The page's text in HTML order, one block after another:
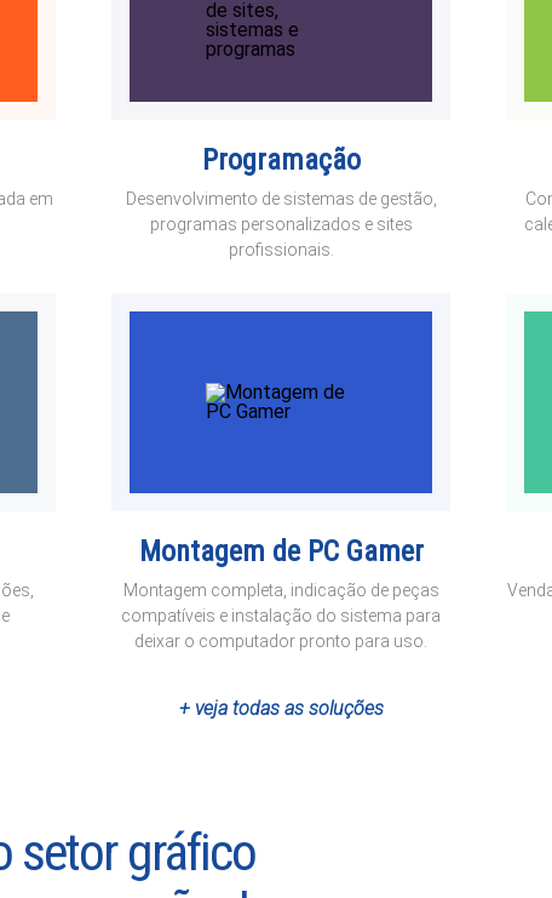
em
Programação
Desenvolvimento de sistemas de gestão,
programas personalizados e sites
profissionais.
Montagem de PC Gamer
Montagem completa, indicação de peças
compatíveis e instalação do sistema para
deixar o computador pronto para uso.
+ veja todas as soluções
setor gráfico